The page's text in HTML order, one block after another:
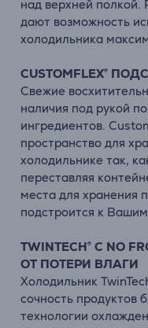
над верхней полкой.
дают возможность
холодильника
CUSTOMFLEX®
Свежие
наличия под рукой
ингредиентов.
пространство для
холодильнике так,
переставляя
места для хранения
подстроится к
TWINTECH® С NO
ОТ ПОТЕРИ ВЛАГИ
Холодильник
сочность продуктов
технологии